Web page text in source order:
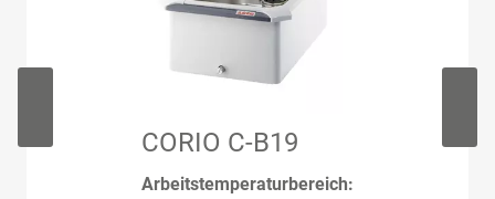
CORIO C-B19
Arbeitstemperaturbereich: